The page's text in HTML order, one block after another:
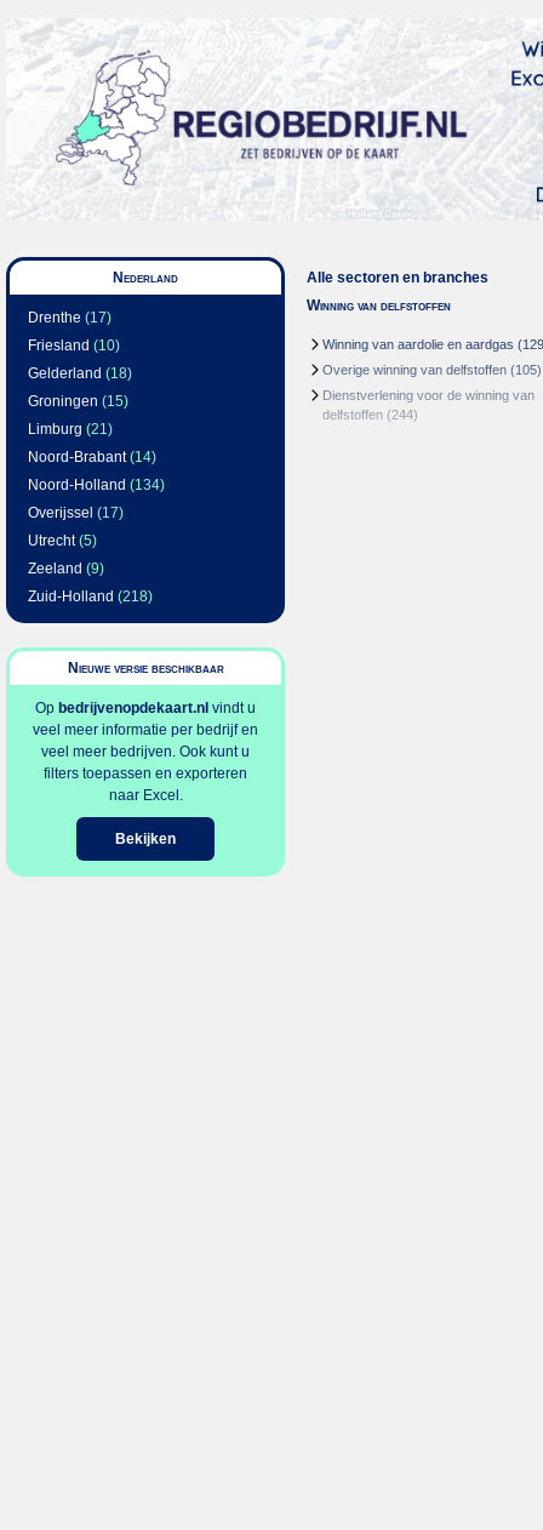
Nederland
Drenthe (17)
Friesland (10)
Gelderland (18)
Groningen (15)
Limburg (21)
Noord-Brabant(14)
Noord-Holland (134)
Overijssel (17)
Utrecht(5)
Zeeland (9)
Zuid-Holland (218)
Nieuwe versie beschikbaar
Op bedrijvenopdekaart.nl vindt u
veel meer informatie per bedrijf en
veel meer bedrijven. Ook kunt u
filters toepassen en exporteren
naar Excel.
Bekijken
Alle sectoren en branches
Winning van delfstoffen
Winning van aardolie en aardgas
Overige winning van delfstoffen (105)
Dienstverlening voor de winning van
delfstoffen (244)